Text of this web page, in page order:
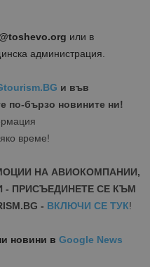
или в
администрация.
и във
по-бързо новините ни!
време!
НА АВИОКОМПАНИИ,
- ПРИСЪЕДИНЕТЕ СЕ КЪМ
- ВКЛЮЧИ СЕ ТУК!
новини в Google News